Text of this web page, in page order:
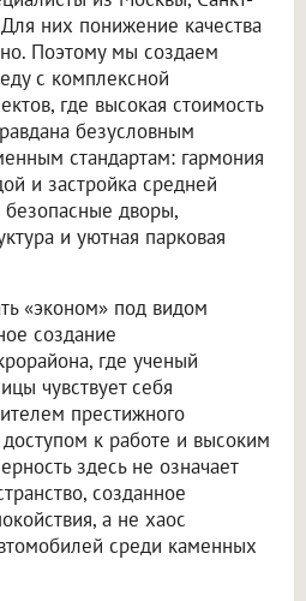
них понижение качества
Поэтому мы создаем
с комплексной
где высокая стоимость
безусловным
стандартам: гармония
и застройка средней
безопасные дворы,
и уютная парковая
«эконом» под видом
создание
где ученый
чувствует себя
престижного
к работе и высоким
здесь не означает
созданное
а не хаос
среди каменных